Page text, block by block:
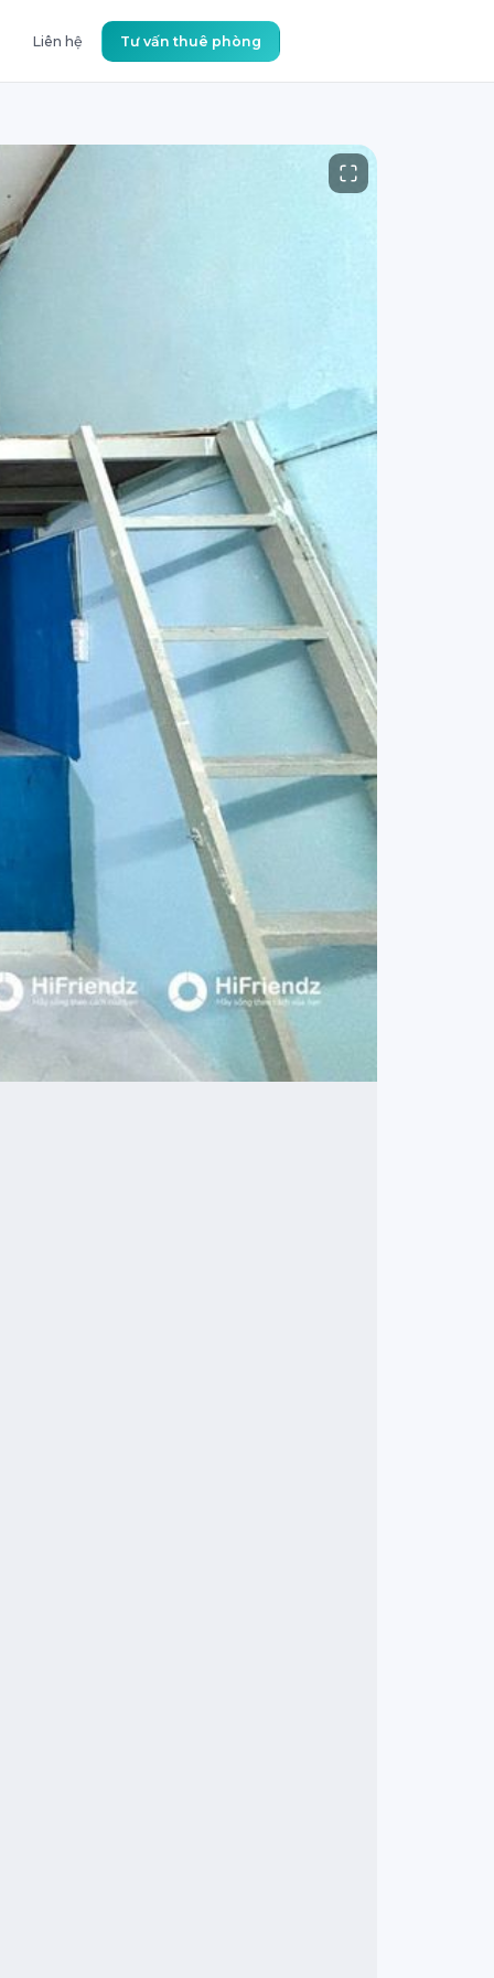
Liên hệ Tư vấn thuê phòng